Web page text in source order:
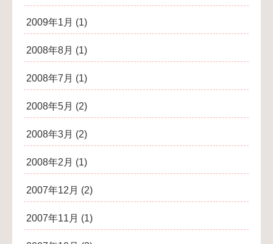
2009年1月 (1)
2008年8月 (1)
2008年7月 (1)
2008年5月 (2)
2008年3月 (2)
2008年2月 (1)
2007年12月 (2)
2007年11月 (1)